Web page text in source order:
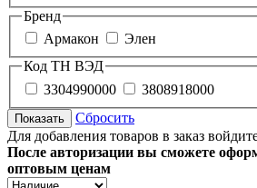
Бренд
Армакон
Элен
Код ТН ВЭД
3304990000
3808918000
Показать
Сбросить
Для добавления товаров в заказ
После авторизации вы сможете
оптовым ценам